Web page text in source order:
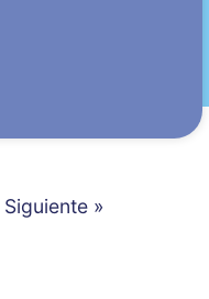
Siguiente »